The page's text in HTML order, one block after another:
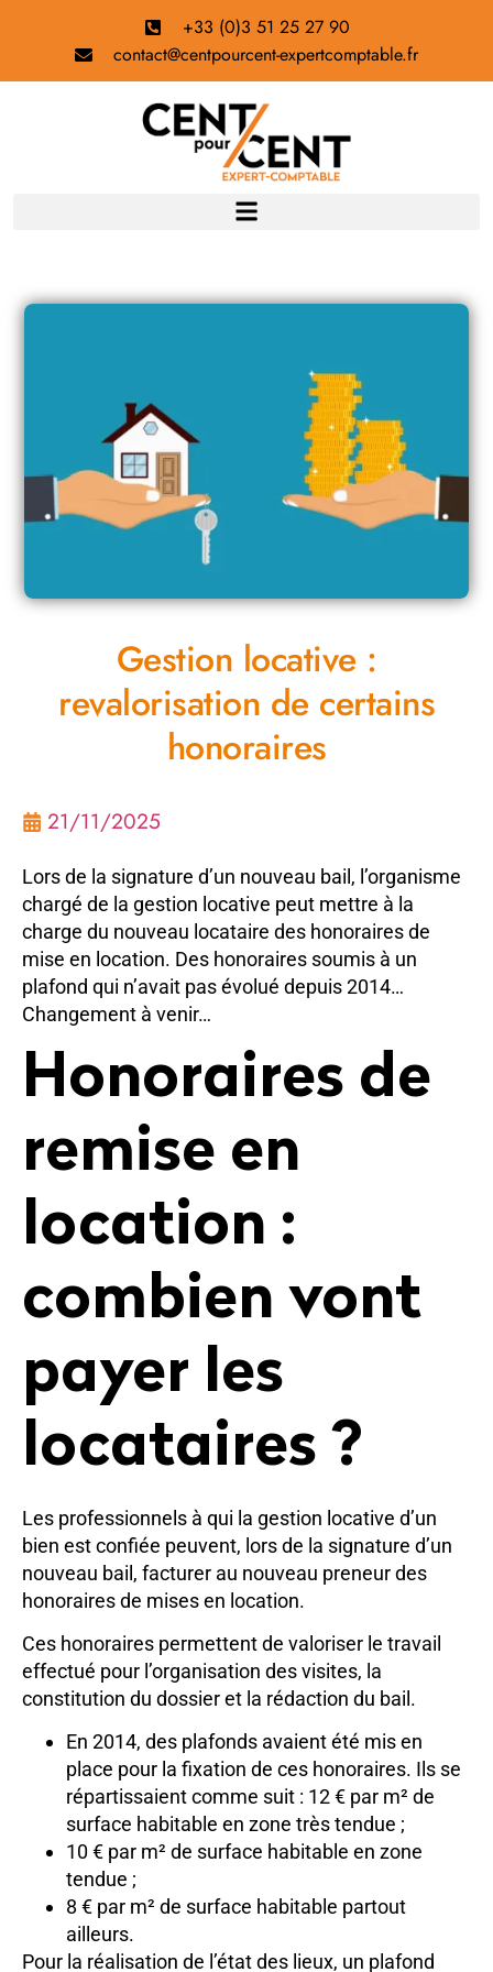
+33 (0)3 51 25 27 90
contact@centpourcent-expertcomptable.fr
Gestion locative :
revalorisation de certains
honoraires
21/11/2025
Lors de la signature d’un nouveau bail, l’organisme
chargé de la gestion locative peut mettre à la
charge du nouveau locataire des honoraires de
mise en location. Des honoraires soumis à un
plafond qui n’avait pas évolué depuis 2014…
Changement à venir…
Honoraires de
remise en
location :
combien vont
payer les
locataires ?
Les professionnels à qui la gestion locative d’un
bien est confiée peuvent, lors de la signature d’un
nouveau bail, facturer au nouveau preneur des
honoraires de mises en location.
Ces honoraires permettent de valoriser le travail
effectué pour l’organisation des visites, la
constitution du dossier et la rédaction du bail.
En 2014, des plafonds avaient été mis en
place pour la fixation de ces honoraires. Ils se
répartissaient comme suit : 12 € par m² de
surface habitable en zone très tendue ;
10 € par m² de surface habitable en zone
tendue ;
8 € par m² de surface habitable partout
ailleurs.
Pour la réalisation de l’état des lieux, un plafond